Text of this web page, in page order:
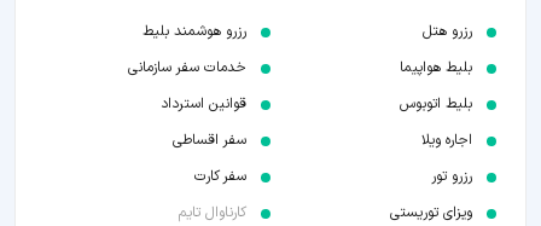
رزرو هتل
بلیط هواپیما
بلیط اتوبوس
اجاره ویلا
رزرو تور
ویزای توریستی
رزرو هوشمند بلیط
خدمات سفر سازمانی
قوانین استرداد
سفر اقساطی
سفر کارت
کارناوال تایم